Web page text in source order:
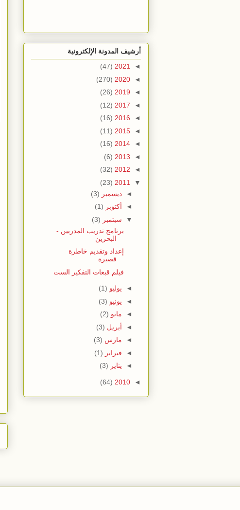
أرشيف المدونة الإلكترونية
◄
2021
(47)
◄
2020
(270)
◄
2019
(26)
◄
2017
(12)
◄
2016
(16)
◄
2015
(11)
◄
2014
(16)
◄
2013
(6)
◄
2012
(32)
▼
2011
(23)
◄ ديسمبر (3)
◄ أكتوبر (1)
▼ سبتمبر (3)
برنامج تدريب المدربين -
البحرين
إعداد وتقديم خاطرة
قصيرة
فيلم قبعات التفكير الست
◄ يوليو (1)
◄ يونيو (3)
◄ مايو (2)
◄ أبريل (3)
◄ مارس (3)
◄ فبراير (1)
◄ يناير (3)
◄
2010
(64)